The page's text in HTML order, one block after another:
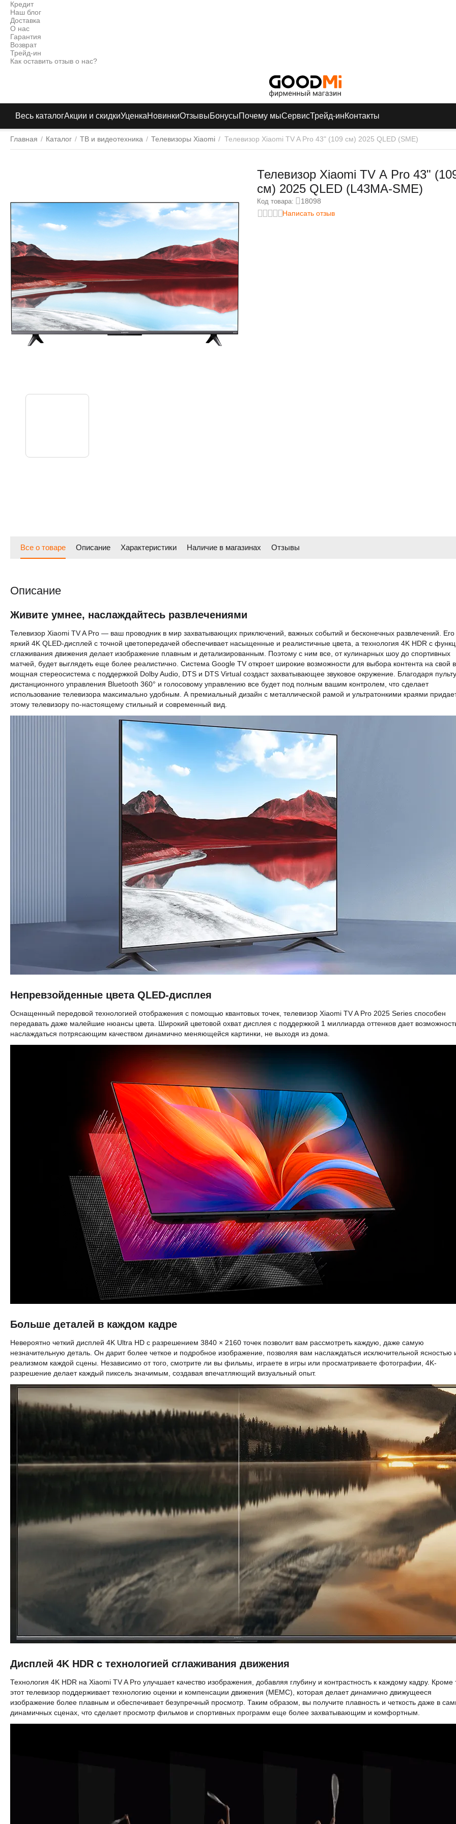
Кредит
Наш блог
Доставка
О нас
Гарантия
Возврат
Трейд-ин
Как оставить отзыв о нас?
Весь каталогАкции и скидкиУценкаНовинкиОтзывыБонусыПочему мыСервисТрейд-инКонтакты
Главная / Каталог / ТВ и видеотехника / Телевизоры Xiaomi / Телевизор Xiaomi TV A Pro 43" (109 см) 2025 QLED (SME)
Телевизор Xiaomi TV A Pro 43"
см) 2025 QLED (L43MA-SME)
Код товара:
18098
Написать отзыв
Все о товаре Описание Характеристики Наличие в магазинах Отзывы
Описание
Живите умнее, наслаждайтесь развлечениями
Телевизор Xiaomi TV A Pro — ваш проводник в мир захватывающих приключений, важных событий и бесконечных развлечений. Его
яркий 4K QLED-дисплей с точной цветопередачей обеспечивает насыщенные и реалистичные цвета, а технология 4K HDR с
сглаживания движения делает изображение плавным и детализированным. Поэтому с ним все, от кулинарных шоу до спортивных
матчей, будет выглядеть еще более реалистично. Система Google TV откроет широкие возможности для выбора контента на свой
мощная стереосистема с поддержкой Dolby Audio, DTS и DTS Virtual создаст захватывающее звуковое окружение. Благодаря пульту
дистанционного управления Bluetooth 360° и голосовому управлению все будет под полным вашим контролем, что сделает
использование телевизора максимально удобным. А премиальный дизайн с металлической рамой и ультратонкими краями
этому телевизору по-настоящему стильный и современный вид.
Непревзойденные цвета QLED-дисплея
Оснащенный передовой технологией отображения с помощью квантовых точек, телевизор Xiaomi TV A Pro 2025 Series способен
передавать даже малейшие нюансы цвета. Широкий цветовой охват дисплея с поддержкой 1 миллиарда оттенков дает
наслаждаться потрясающим качеством динамично меняющейся картинки, не выходя из дома.
Больше деталей в каждом кадре
Невероятно четкий дисплей 4K Ultra HD с разрешением 3840 × 2160 точек позволит вам рассмотреть каждую, даже самую
незначительную деталь. Он дарит более четкое и подробное изображение, позволяя вам наслаждаться исключительной ясностью
реализмом каждой сцены. Независимо от того, смотрите ли вы фильмы, играете в игры или просматриваете фотографии, 4K-
разрешение делает каждый пиксель значимым, создавая впечатляющий визуальный опыт.
Дисплей 4K HDR с технологией сглаживания движения
Технология 4K HDR на Xiaomi TV A Pro улучшает качество изображения, добавляя глубину и контрастность к каждому кадру. Кроме
этот телевизор поддерживает технологию оценки и компенсации движения (MEMC), которая делает динамично движущееся
изображение более плавным и обеспечивает безупречный просмотр. Таким образом, вы получите плавность и четкость даже в
динамичных сценах, что сделает просмотр фильмов и спортивных программ еще более захватывающим и комфортным.